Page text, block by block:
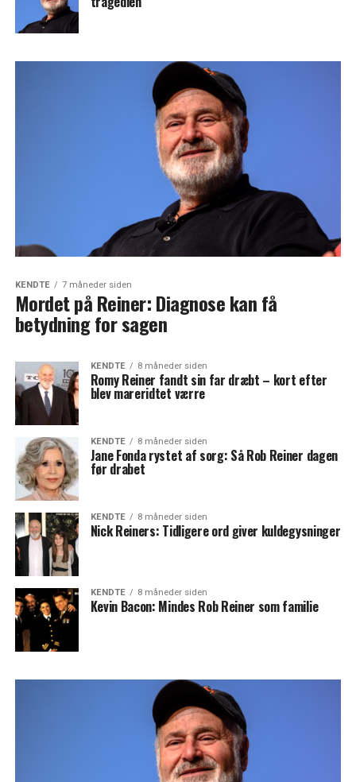
KENDTE 7 måneder siden
Mordet på Reiner: Diagnose kan få
betydning for sagen
KENDTE 8 måneder siden
Romy Reiner fandt sin far dræbt – kort efter
blev mareridtet værre
KENDTE 8 måneder siden
Jane Fonda rystet af sorg: Så Rob Reiner dagen
før drabet
KENDTE 8 måneder siden
Nick Reiners: Tidligere ord giver kuldegysninger
KENDTE 8 måneder siden
Kevin Bacon: Mindes Rob Reiner som familie